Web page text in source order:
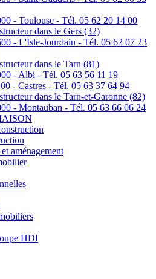
- Toulouse - Tél. 05 62 20 14 00
dans le Gers (32)
- L'Isle-Jourdain - Tél. 05 62 07 23
dans le Tarn (81)
- Albi - Tél. 05 63 56 11 19
- Castres - Tél. 05 63 37 64 94
dans le Tarn-et-Garonne (82)
- Montauban - Tél. 05 63 66 06 24
aménagement
HDI